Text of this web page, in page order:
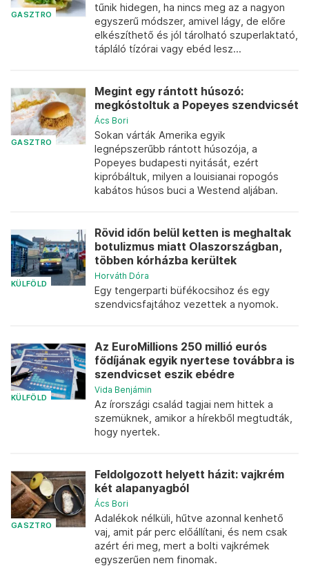
GASZTRO
tűnik hidegen, ha nincs meg az a nagyon
egyszerű módszer, amivel lágy, de előre
elkészíthető és jól tárolható szuperlaktató,
tápláló tízórai vagy ebéd lesz...
GASZTRO
Megint egy rántott húsozó:
megkóstoltuk a Popeyes szendvicsét
Ács Bori
Sokan várták Amerika egyik
legnépszerűbb rántott húsozója, a
Popeyes budapesti nyitását, ezért
kipróbáltuk, milyen a louisianai ropogós
kabátos húsos buci a Westend aljában.
KÜLFÖLD
Rövid időn belül ketten is meghaltak
botulizmus miatt Olaszországban,
többen kórházba kerültek
Horváth Dóra
Egy tengerparti büfékocsihoz és egy
szendvicsfajtához vezettek a nyomok.
KÜLFÖLD
Az EuroMillions 250 millió eurós
fődíjának egyik nyertese továbbra is
szendvicset eszik ebédre
Vida Benjámin
Az írországi család tagjai nem hittek a
szemüknek, amikor a hírekből megtudták,
hogy nyertek.
GASZTRO
Feldolgozott helyett házit: vajkrém
két alapanyagból
Ács Bori
Adalékok nélküli, hűtve azonnal kenhető
vaj, amit pár perc előállítani, és nem csak
azért éri meg, mert a bolti vajkrémek
egyszerűen nem finomak.